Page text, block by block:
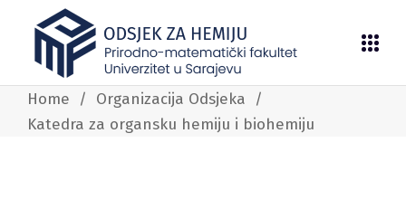
Home / Organizacija Odsjeka /
Katedra za organsku hemiju i biohemiju